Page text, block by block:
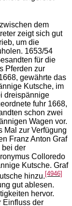
dem
zeigt sich gut
um die
1653/54
für die
Pferden zur
gewährte das
Kutsche, im
dreispännige
fuhr 1668,
schon zwei
Wagen vor.
Mal zur Verfügung
Franz Anton Graf
bei der
Colloredo
Kutsche. Graf
hinzu. [4946]
gut ablesen.
hervor.
Einfluss der